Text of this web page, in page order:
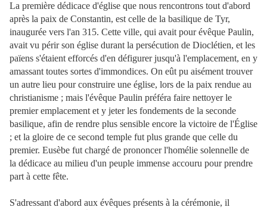
La première dédicace d'église que nous rencontrons tout d'abord
après la paix de Constantin, est celle de la basilique de Tyr,
inaugurée vers l'an 315. Cette ville, qui avait pour évêque Paulin,
avait vu périr son église durant la persécution de Dioclétien, et les
païens s'étaient efforcés d'en défigurer jusqu'à l'emplacement, en y
amassant toutes sortes d'immondices. On eût pu aisément trouver
un autre lieu pour construire une église, lors de la paix rendue au
christianisme ; mais l'évêque Paulin préféra faire nettoyer le
premier emplacement et y jeter les fondements de la seconde
basilique, afin de rendre plus sensible encore la victoire de l'Église
; et la gloire de ce second temple fut plus grande que celle du
premier. Eusèbe fut chargé de prononcer l'homélie solennelle de
la dédicace au milieu d'un peuple immense accouru pour prendre
part à cette fête.
S'adressant d'abord aux évêques présents à la cérémonie, il